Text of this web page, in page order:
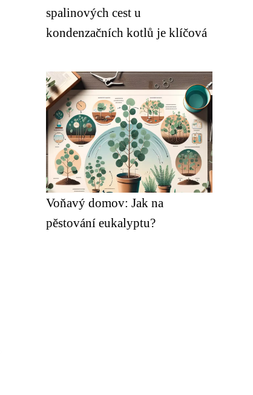
spalinových cest u
kondenzačních kotlů je klíčová
Voňavý domov: Jak na
pěstování eukalyptu?